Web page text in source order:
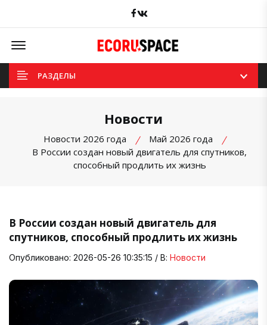
Facebook
Offcanvas Menu Open
РАЗДЕЛЫ
Новости
Новости 2026 года
Май 2026 года
В России создан новый двигатель для спутников,
способный продлить их жизнь
В России создан новый двигатель для
спутников, способный продлить их жизнь
Опубликовано: 2026-05-26 10:35:15 / В: Новости